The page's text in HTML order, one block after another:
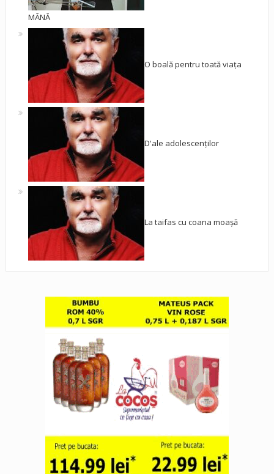
MÂNĂ
O boală pentru toată viața
D'ale adolescenților
La taifas cu coana moașă